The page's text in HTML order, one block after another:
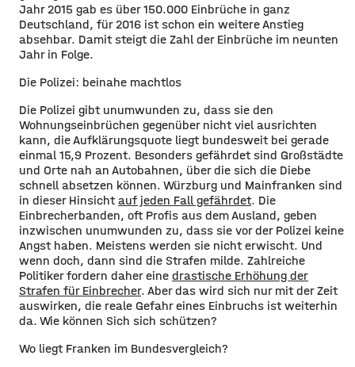
Jahr 2015 gab es über 150.000 Einbrüche in ganz
Deutschland, für 2016 ist schon ein weitere Anstieg
absehbar. Damit steigt die Zahl der Einbrüche im neunten
Jahr in Folge.
Die Polizei: beinahe machtlos
Die Polizei gibt unumwunden zu, dass sie den
Wohnungseinbrüchen gegenüber nicht viel ausrichten
kann, die Aufklärungsquote liegt bundesweit bei gerade
einmal 15,9 Prozent. Besonders gefährdet sind Großstädte
und Orte nah an Autobahnen, über die sich die Diebe
schnell absetzen können. Würzburg und Mainfranken sind
in dieser Hinsichtauf jeden Fall gefährdet. Die
Einbrecherbanden, oft Profis aus dem Ausland, geben
inzwischen unumwunden zu, dass sie vor der Polizei keine
Angst haben. Meistens werden sie nicht erwischt. Und
wenn doch, dann sind die Strafen milde. Zahlreiche
Politiker fordern daher eine drastische Erhöhung der
Strafen für Einbrecher. Aber das wird sich nur mit der Zeit
auswirken, die reale Gefahr eines Einbruchs ist weiterhin
da. Wie können Sich sich schützen?
Wo liegt Franken im Bundesvergleich?